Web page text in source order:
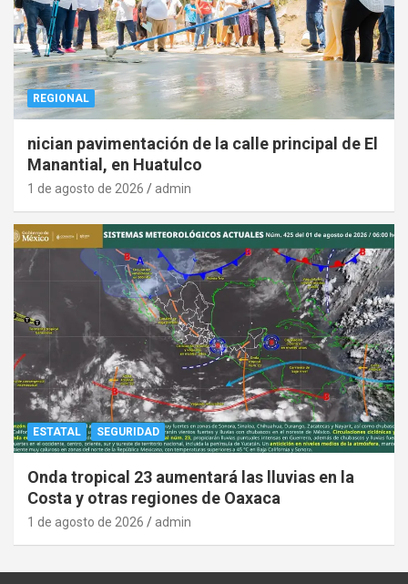
REGIONAL
nician pavimentación de la calle principal de El
Manantial, en Huatulco
1 de agosto de 2026 admin
ESTATAL SEGURIDAD
Onda tropical 23 aumentará las lluvias en la
Costa y otras regiones de Oaxaca
1 de agosto de 2026 admin